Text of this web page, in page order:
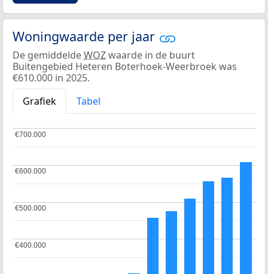
Woningwaarde per jaar
De gemiddeldeWOZwaarde in de buurt
Buitengebied Heteren Boterhoek-Weerbroek was
€610.000 in 2025.
Grafiek
Tabel
€400.000
€400.000
€500.000
€500.000
€600.000
€600.000
€700.000
€700.000